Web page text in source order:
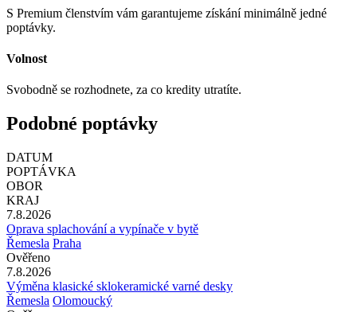
S Premium členstvím vám garantujeme získání minimálně jedné
poptávky.
Volnost
Svobodně se rozhodnete, za co kredity utratíte.
Podobné poptávky
DATUM
POPTÁVKA
OBOR
KRAJ
7.8.2026
Oprava splachování a vypínače v bytě
Řemesla Praha
Ověřeno
7.8.2026
Výměna klasické sklokeramické varné desky
Řemesla Olomoucký